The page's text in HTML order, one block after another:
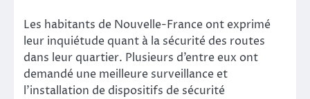
Les habitants de Nouvelle-France ont exprimé
leur inquiétude quant à la sécurité des routes
dans leur quartier. Plusieurs d’entre eux ont
demandé une meilleure surveillance et
l’installation de dispositifs de sécurité